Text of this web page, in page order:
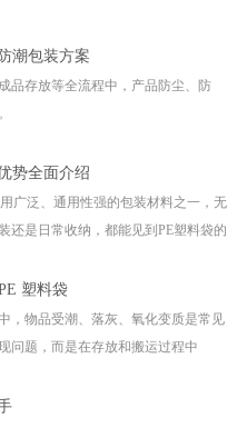
潮包装方案
品存放等全流程中，产品防尘、防
势全面介绍
广泛、通用性强的包装材料之一，无
还是日常收纳，都能见到PE塑料袋的
塑料袋
，物品受潮、落灰、氧化变质是常见
问题，而是在存放和搬运过程中